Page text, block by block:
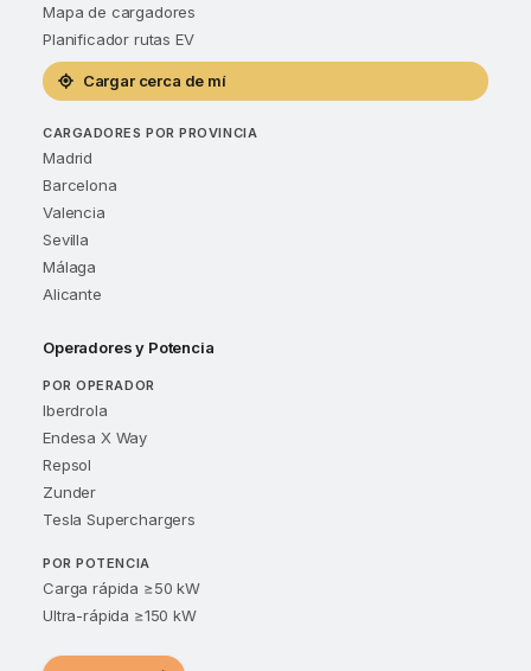
Mapa de cargadores
Planificador rutas EV
Cargar cerca de mí
CARGADORES POR PROVINCIA
Madrid
Barcelona
Valencia
Sevilla
Málaga
Alicante
Operadores y Potencia
POR OPERADOR
Iberdrola
Endesa X Way
Repsol
Zunder
Tesla Superchargers
POR POTENCIA
Carga rápida ≥50 kW
Ultra-rápida ≥150 kW